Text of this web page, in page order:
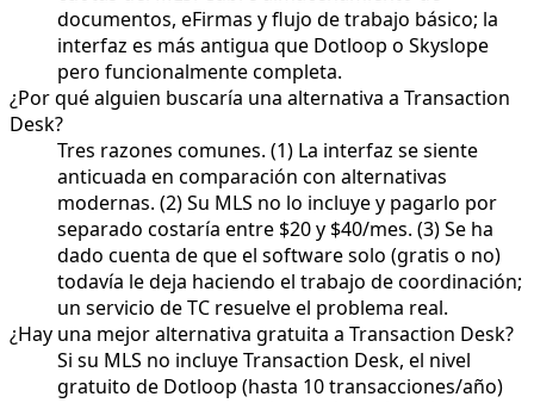
documentos, eFirmas y flujo de trabajo básico; la
interfaz es más antigua que Dotloop o Skyslope
pero funcionalmente completa.
¿Por qué alguien buscaría una alternativa a Transaction
Desk?
Tres razones comunes. (1) La interfaz se siente
anticuada en comparación con alternativas
modernas. (2) Su MLS no lo incluye y pagarlo por
separado costaría entre $20 y $40/mes. (3) Se ha
dado cuenta de que el software solo (gratis o no)
todavía le deja haciendo el trabajo de coordinación;
un servicio de TC resuelve el problema real.
¿Hay una mejor alternativa gratuita a Transaction Desk?
Si su MLS no incluye Transaction Desk, el nivel
gratuito de Dotloop (hasta 10 transacciones/año)